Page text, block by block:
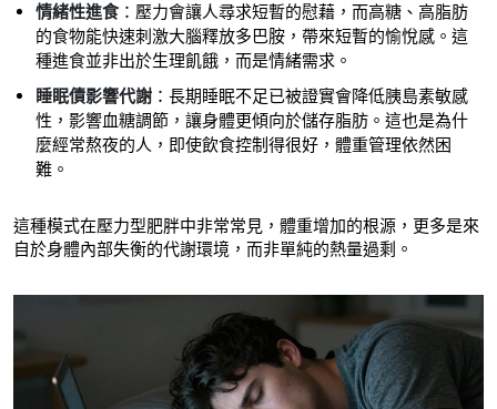
情緒性進食 ：壓力會讓人尋求短暫的慰藉，而高糖、高脂肪
的食物能快速刺激大腦釋放多巴胺，帶來短暫的愉悅感。這
種進食並非出於生理飢餓，而是情緒需求。
睡眠債影響代謝 ：長期睡眠不足已被證實會降低胰島素敏感
性，影響血糖調節，讓身體更傾向於儲存脂肪。這也是為什
麼經常熬夜的人，即使飲食控制得很好，體重管理依然困
難。
這種模式在壓力型肥胖中非常常見，體重增加的根源，更多是來
自於身體內部失衡的代謝環境，而非單純的熱量過剩。